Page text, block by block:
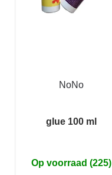
NoNo
glue 100 ml
Op voorraad (225)